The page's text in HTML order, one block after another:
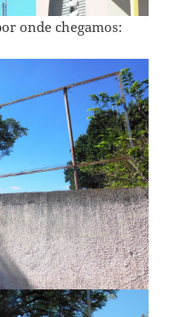
onde chegamos: